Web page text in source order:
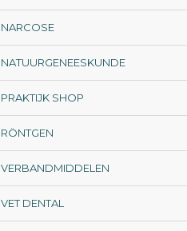
NARCOSE
NATUURGENEESKUNDE
PRAKTIJK SHOP
RÖNTGEN
VERBANDMIDDELEN
VET DENTAL